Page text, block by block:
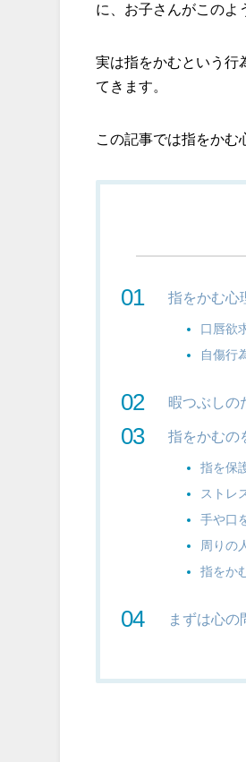
に、お子さんがこのよ
実は指をかむという行
てきます。
この記事では指をかむ
指をかむ心
口唇欲
自傷行
暇つぶしの
指をかむの
指を保
ストレ
手や口
周りの
指をか
まずは心の